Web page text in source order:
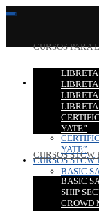
CURSOS PARA
LIBRETA
YATE”
CURSOS STCW
BASIC
SHIP
CROWD
CURSOS PARA
LIBRETA
YATE”
CURSOS STCW
BASIC
SHIP
CROWD